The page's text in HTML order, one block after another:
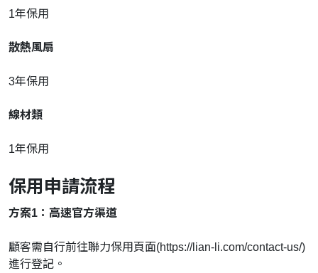
1年保用
散熱風扇
3年保用
線材類
1年保用
保用申請流程
方案1：高速官方渠道
顧客需自行前往聯力保用頁面(https://lian-li.com/contact-us/)
進行登記。